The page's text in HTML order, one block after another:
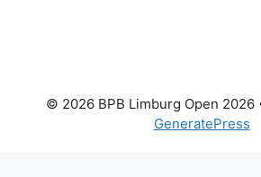
© 2026 BPB Limburg Open 2026
GeneratePress